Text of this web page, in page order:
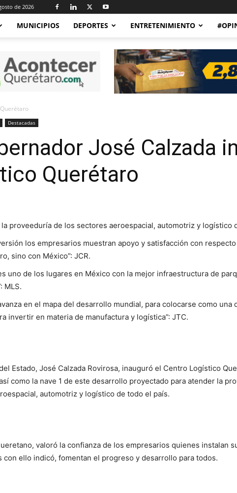
de 2026
MUNICIPIOS DEPORTES ENTRETENIMIENTO
Destacadas
José Calzada
Querétaro
la proveeduría de los sectores aeroespacial, automotriz y logístico
los empresarios muestran apoyo y satisfacción con
sino con México”: JCR.
uno de los lugares en México con la mejor infraestructura de
MLS.
en el mapa del desarrollo mundial, para colocarse como una
invertir en materia de manufactura y logística”: JTC.
Estado, José Calzada Rovirosa, inauguró el Centro Logístico
como la nave 1 de este desarrollo proyectado para atender la
automotriz y logístico de todo el país.
valoró la confianza de los empresarios quienes instalan
con ello indicó, fomentan el progreso y desarrollo para todos.